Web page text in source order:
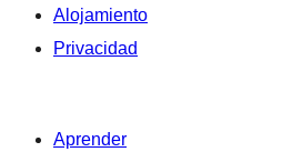
Alojamiento
Privacidad
Aprender